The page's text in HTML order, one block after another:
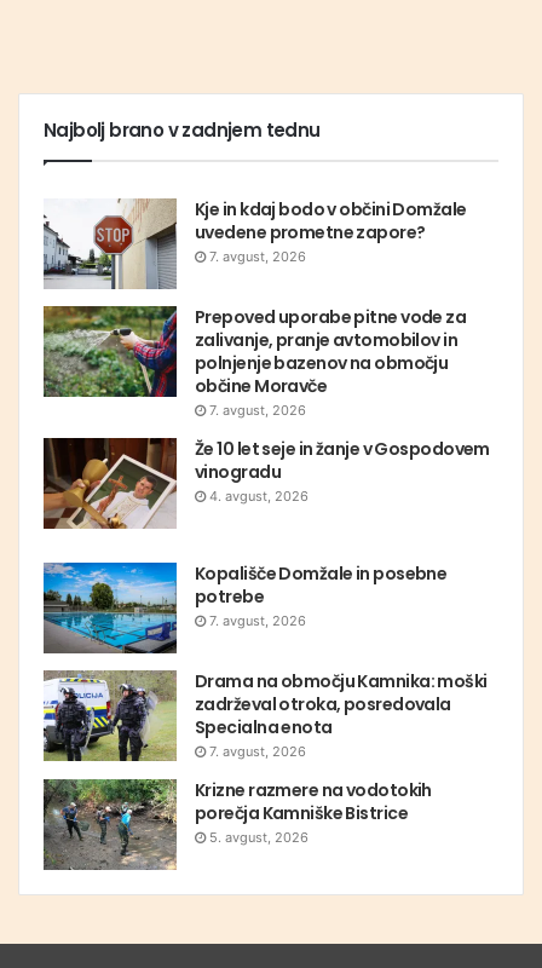
Najbolj brano v zadnjem tednu
Kje in kdaj bodo v občini Domžale
uvedene prometne zapore?
7. avgust, 2026
Prepoved uporabe pitne vode za
zalivanje, pranje avtomobilov in
polnjenje bazenov na območju
občine Moravče
7. avgust, 2026
Že 10 let seje in žanje v Gospodovem
vinogradu
4. avgust, 2026
Kopališče Domžale in posebne
potrebe
7. avgust, 2026
Drama na območju Kamnika: moški
zadrževal otroka, posredovala
Specialna enota
7. avgust, 2026
Krizne razmere na vodotokih
porečja Kamniške Bistrice
5. avgust, 2026